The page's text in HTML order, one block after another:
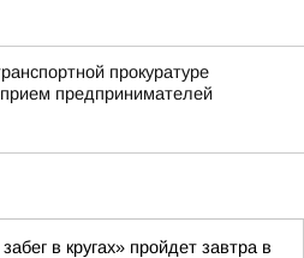
прокуратуре
предпринимателей
в кругах» пройдет завтра в